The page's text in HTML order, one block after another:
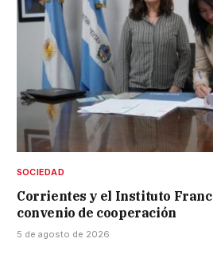
SOCIEDAD
Corrientes y el Instituto
convenio de cooperación
5 de agosto de 2026